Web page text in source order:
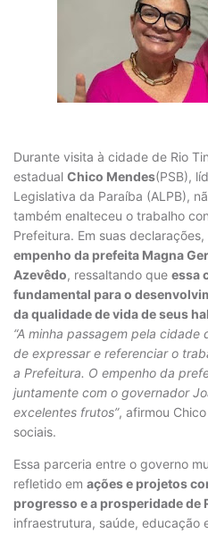
Durante visita à cidade de Rio
estadual Chico Mendes(PSB),
Legislativa da Paraíba (ALPB),
também enalteceu o trabalho
Prefeitura. Em suas
empenho da prefeita Magna
Azevêdo, ressaltando que essa
fundamental para o
da qualidade de vida de seus
“A minha passagem pela
de expressar e referenciar o
a Prefeitura. O empenho da
juntamente com o governador
excelentes frutos”, afirmou
sociais.
Essa parceria entre o governo
refletido em ações e projetos
progresso e a prosperidade de
infraestrutura, saúde, educação